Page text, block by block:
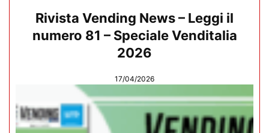
Rivista Vending News – Leggi il
numero 81 – Speciale Venditalia
2026
17/04/2026